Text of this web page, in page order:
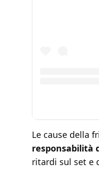
Le cause della
responsabilità
ritardi sul set e